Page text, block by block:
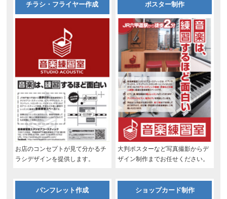
チラシ・フライヤー作成
お店のコンセプトが見て分かるチ
ラシデザインを提供します。
ポスター制作
大判ポスターなど写真撮影からデ
ザイン制作までお任せください。
パンフレット作成 ショップカード制作